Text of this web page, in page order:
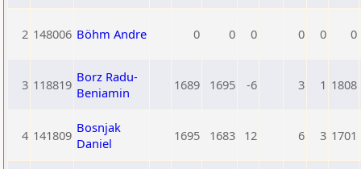
2 148006 Böhm Andre 0 0 0 0 0 0
3 118819 Borz Radu-
Beniamin
1689 1695 -6 3 1 1808
4 141809 Bosnjak
Daniel
1695 1683 12 6 3 1701